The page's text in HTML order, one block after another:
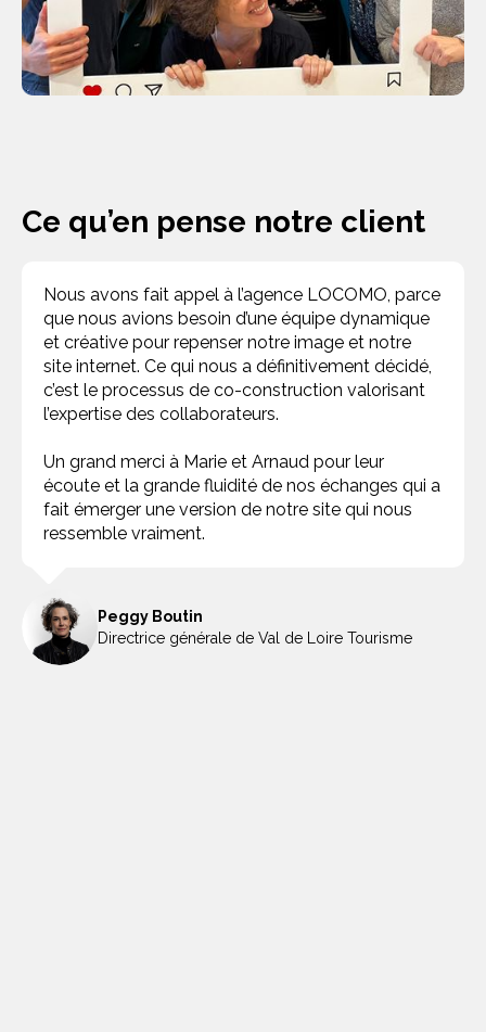
Ce qu’en pense notre client
Nous avons fait appel à l’agence LOCOMO, parce
que nous avions besoin d’une équipe dynamique
et créative pour repenser notre image et notre
site internet. Ce qui nous a définitivement décidé,
c’est le processus de co-construction valorisant
l’expertise des collaborateurs.
Un grand merci à Marie et Arnaud pour leur
écoute et la grande fluidité de nos échanges qui a
fait émerger une version de notre site qui nous
ressemble vraiment.
Peggy Boutin
Directrice générale de Val de Loire Tourisme